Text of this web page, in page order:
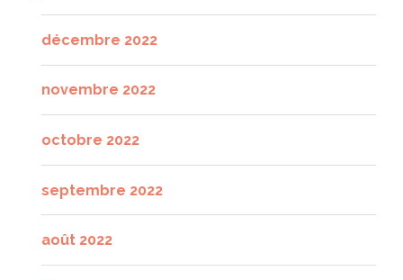
décembre 2022
novembre 2022
octobre 2022
septembre 2022
août 2022